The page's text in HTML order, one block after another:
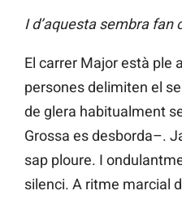
I d’aquesta sembra fan
El carrer Major està ple
persones delimiten el
de glera habitualment
Grossa es desborda–.
sap ploure. I
silenci. A ritme marcial